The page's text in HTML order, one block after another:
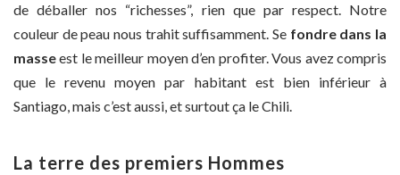
de déballer nos “richesses”, rien que par respect. Notre
couleur de peau nous trahit suffisamment. Se fondre dans la
masseest le meilleur moyen d’en profiter. Vous avez compris
que le revenu moyen par habitant est bien inférieur à
Santiago, mais c’est aussi, et surtout ça le Chili.
La terre des premiers Hommes